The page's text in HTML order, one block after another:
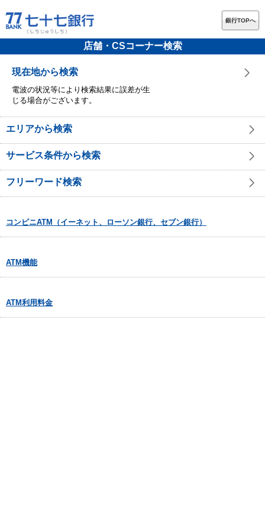
銀行TOPへ
店舗・CSコーナー検索
現在地から検索
電波の状況等により検索結果に誤差が生
じる場合がございます。
エリアから検索
サービス条件から検索
フリーワード検索
コンビニATM（イーネット、ローソン銀行、セブン銀行）
ATM機能
ATM利用料金